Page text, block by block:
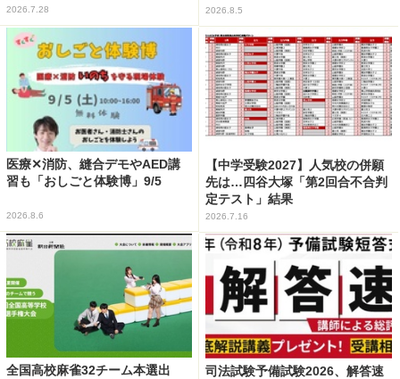
2026.7.28 2026.8.5
医療✕消防、縫合デモやAED講
習も「おしごと体験博」9/5
2026.8.6
【中学受験2027】人気校の併願
先は…四谷大塚「第2回合不合判
定テスト」結果
2026.7.16
全国高校麻雀32チーム本選出
司法試験予備試験2026、解答速